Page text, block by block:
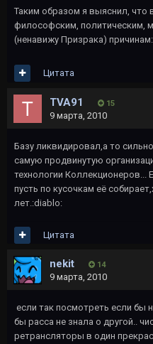
Таким образом я выяснил, что
философским, политическим,
(ненавижу Призрака)
Цитата
TVA91 15
9 марта, 2010
Базу ликвидировал,а то
самую продвинутую
технологии Коллекционеров...
пусть по кусочкам её
лет.:diablo:
Цитата
nekit 14
9 марта, 2010
если так посмотреть если бы
бы расса не знала о другой..
ретрансляторы в один